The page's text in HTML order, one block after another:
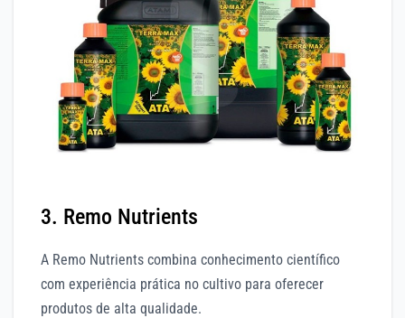
3. Remo Nutrients
A Remo Nutrients combina conhecimento científico
com experiência prática no cultivo para oferecer
produtos de alta qualidade.